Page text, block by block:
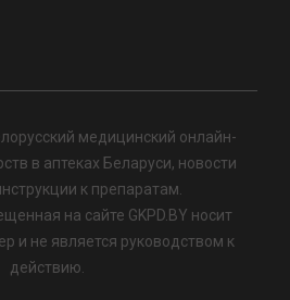
медицинский онлайн-
в аптеках Беларуси, новости
к препаратам.
на сайте GKPD.BY носит
и не является руководством к
действию.